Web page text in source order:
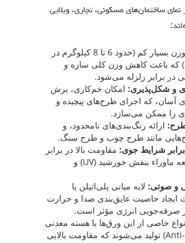
ساختمان‌های مسکونی، تجاری، ویلایی
وزن بسیار کم (حدود 6 تا 8 کیلوگرم در
که باعث کاهش وزن کلی سازه و
در برابر زلزله می‌شود.
و شکل‌پذیری: امکان خم‌کاری، برش
آسان، که اجرای طرح‌های پیچیده و
را ممکن می‌سازد.
ارائه رنگ‌بندی‌های نامحدود، و
مانند طرح چوب و طرح سنگ.
شرایط جوی: مقاومت بالا در برابر
رطوبت، اشعه ماوراء بنفش خورشید (UV) و
و صوتی: لایه میانی پلی‌اتیلن یا
ایجاد خاصیت عایق‌بندی صدا و حرارت
صرفه‌جویی انرژی مؤثر است.
خاصی از این ورق‌ها با هسته معدنی
(Anti-fire A2/B1) تولید می‌شوند که مقاومت بالایی